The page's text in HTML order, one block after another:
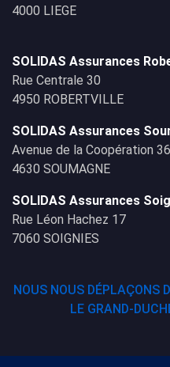
4000 LIEGE
SOLIDAS Assurances
Rue Centrale 30
4950 ROBERTVILLE
SOLIDAS Assurances
Avenue de la Coopération 36
4630 SOUMAGNE
SOLIDAS Assurances
Rue Léon Hachez 17
7060 SOIGNIES
NOUS NOUS DÉPLAÇONS
LE GRAND-